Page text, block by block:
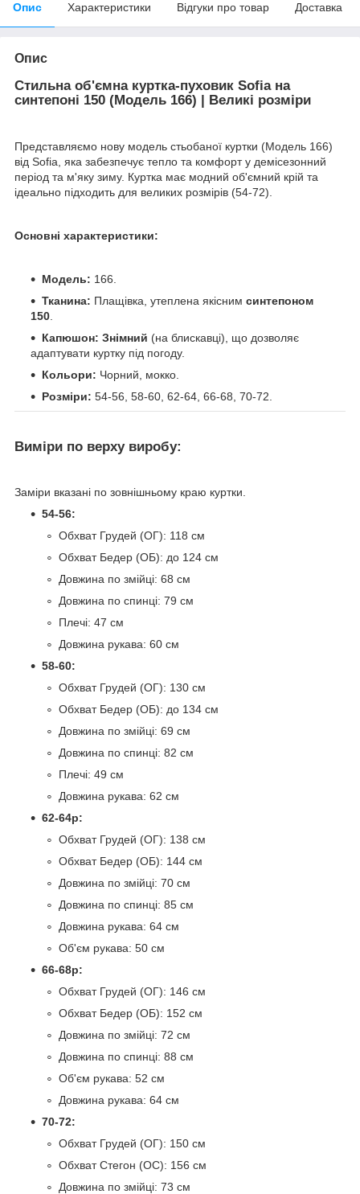
Опис Характеристики Відгуки про товар Доставка
Опис
Стильна об'ємна куртка-пуховик Sofia на
синтепоні 150 (Модель 166) | Великі розміри
Представляємо нову модель стьобаної куртки (Модель 166)
від Sofia, яка забезпечує тепло та комфорт у демісезонний
період та м'яку зиму. Куртка має модний об'ємний крій та
ідеально підходить для великих розмірів (54-72).
Основні характеристики:
Модель: 166.
Тканина: Плащівка, утеплена якісним синтепоном
150
Капюшон: Знімний (на блискавці), що дозволяє
адаптувати куртку під погоду.
Кольори: Чорний, мокко.
Розміри: 54-56, 58-60, 62-64, 66-68, 70-72.
Виміри по верху виробу:
Заміри вказані по зовнішньому краю куртки.
54-56:
Обхват Грудей (ОГ): 118 см
Обхват Бедер (ОБ): до 124 см
Довжина по змійці: 68 см
Довжина по спинці: 79 см
Плечі: 47 см
Довжина рукава: 60 см
58-60:
Обхват Грудей (ОГ): 130 см
Обхват Бедер (ОБ): до 134 см
Довжина по змійці: 69 см
Довжина по спинці: 82 см
Плечі: 49 см
Довжина рукава: 62 см
62-64р:
Обхват Грудей (ОГ): 138 см
Обхват Бедер (ОБ): 144 см
Довжина по змійці: 70 см
Довжина по спинці: 85 см
Довжина рукава: 64 см
Об'єм рукава: 50 см
66-68р:
Обхват Грудей (ОГ): 146 см
Обхват Бедер (ОБ): 152 см
Довжина по змійці: 72 см
Довжина по спинці: 88 см
Об'єм рукава: 52 см
Довжина рукава: 64 см
70-72:
Обхват Грудей (ОГ): 150 см
Обхват Стегон (ОС): 156 см
Довжина по змійці: 73 см